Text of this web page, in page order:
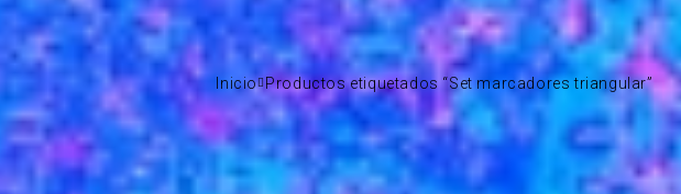
Inicio Productos etiquetados “Set marcadores triangular”